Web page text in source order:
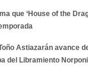
que ‘House of the
Astiazarán avance
del Libramiento